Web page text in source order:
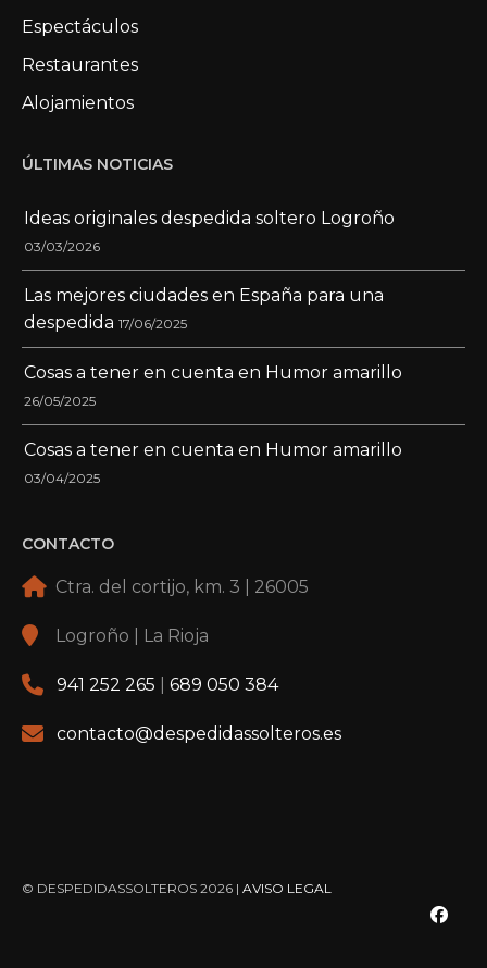
Espectáculos
Restaurantes
Alojamientos
ÚLTIMAS NOTICIAS
Ideas originales despedida soltero Logroño
03/03/2026
Las mejores ciudades en España para una
despedida 17/06/2025
Cosas a tener en cuenta en Humor amarillo
26/05/2025
Cosas a tener en cuenta en Humor amarillo
03/04/2025
CONTACTO
Ctra. del cortijo, km. 3 | 26005
Logroño | La Rioja
941 252 265 689 050 384
contacto@despedidassolteros.es
© DESPEDIDASSOLTEROS 2026 | AVISO LEGAL